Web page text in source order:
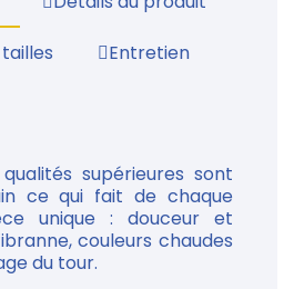
Entretien
supérieures sont
ce qui fait de chaque
unique : douceur et
couleurs chaudes
du tour.